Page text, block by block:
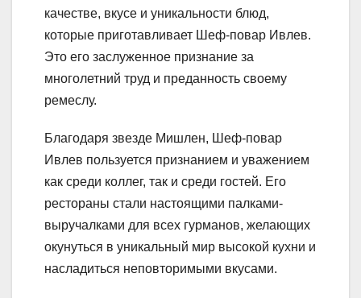
качестве, вкусе и уникальности блюд,
которые приготавливает Шеф-повар Ивлев.
Это его заслуженное признание за
многолетний труд и преданность своему
ремеслу.
Благодаря звезде Мишлен, Шеф-повар
Ивлев пользуется признанием и уважением
как среди коллег, так и среди гостей. Его
рестораны стали настоящими палками-
выручалками для всех гурманов, желающих
окунуться в уникальный мир высокой кухни и
насладиться неповторимыми вкусами.